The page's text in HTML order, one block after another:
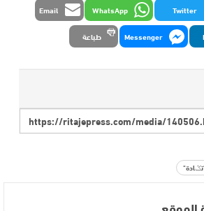
Twitter
WhatsApp
Email
Messenger طباعة